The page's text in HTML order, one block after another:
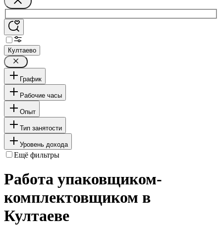
Култаево
График
Рабочие часы
Опыт
Тип занятости
Уровень дохода
Ещё фильтры
Работа упаковщиком-
комплектовщиком в
Култаеве